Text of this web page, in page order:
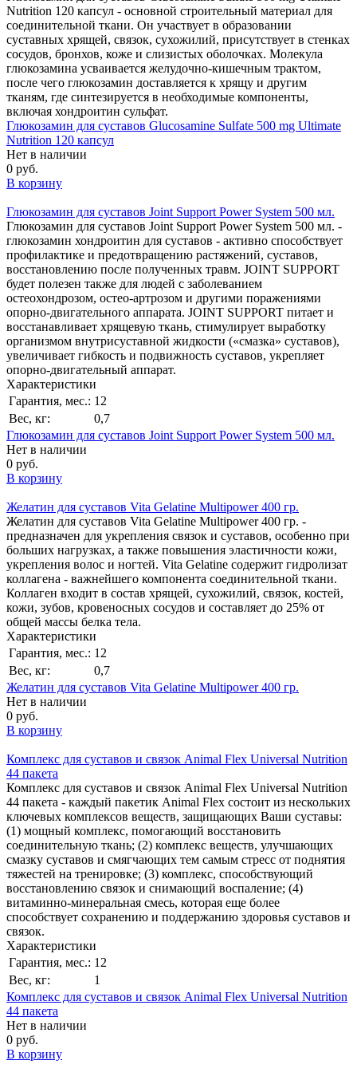
Nutrition 120 капсул - основной строительный материал для
соединительной ткани. Он участвует в образовании
суставных хрящей, связок, сухожилий, присутствует в стенках
сосудов, бронхов, коже и слизистых оболочках. Молекула
глюкозамина усваивается желудочно-кишечным трактом,
после чего глюкозамин доставляется к хрящу и другим
тканям, где синтезируется в необходимые компоненты,
включая хондроитин сульфат.
Глюкозамин для суставов Glucosamine Sulfate 500 mg Ultimate
Nutrition 120 капсул
Нет в наличии
0 руб.
В корзину
Глюкозамин для суставов Joint Support Power System 500 мл.
Глюкозамин для суставов Joint Support Power System 500 мл. -
глюкозамин хондроитин для суставов - активно способствует
профилактике и предотвращению растяжений, суставов,
восстановлению после полученных травм. JOINT SUPPORT
будет полезен также для людей с заболеванием
остеохондрозом, остео-артрозом и другими поражениями
опорно-двигательного аппарата. JOINT SUPPORT питает и
восстанавливает хрящевую ткань, стимулирует выработку
организмом внутрисуставной жидкости («смазка» суставов),
увеличивает гибкость и подвижность суставов, укрепляет
опорно-двигательный аппарат.
Характеристики
Гарантия, мес.: 12
Вес, кг:
0,7
Глюкозамин для суставов Joint Support Power System 500 мл.
Нет в наличии
0 руб.
В корзину
Желатин для суставов Vita Gelatine Multipower 400 гр.
Желатин для суставов Vita Gelatine Multipower 400 гр. -
предназначен для укрепления связок и суставов, особенно при
больших нагрузках, а также по­вышения эластичности кожи,
укрепления волос и ног­тей. Vita Gelatine содержит гидролизат
коллагена - важ­нейшего компонента соединительной ткани.
Коллаген входит в состав хрящей, сухожилий, связок, костей,
ко­жи, зубов, кровеносных сосудов и составляет до 25% от
общей массы белка тела.
Характеристики
Гарантия, мес.: 12
Вес, кг:
0,7
Желатин для суставов Vita Gelatine Multipower 400 гр.
Нет в наличии
0 руб.
В корзину
Комплекс для суставов и связок Animal Flex Universal Nutrition
44 пакета
Комплекс для суставов и связок Animal Flex Universal Nutrition
44 пакета - каждый пакетик Animal Flex состоит из нескольких
ключевых комплексов веществ, защищающих Ваши суставы:
(1) мощный комплекс, помогающий восстановить
соединительную ткань; (2) комплекс веществ, улучшающих
смазку суставов и смягчающих тем самым стресс от поднятия
тяжестей на тренировке; (3) комплекс, способствующий
восстановлению связок и снимающий воспаление; (4)
витаминно-минеральная смесь, которая еще более
способствует сохранению и поддержанию здоровья суставов и
связок.
Характеристики
Гарантия, мес.: 12
Вес, кг:
1
Комплекс для суставов и связок Animal Flex Universal Nutrition
44 пакета
Нет в наличии
0 руб.
В корзину